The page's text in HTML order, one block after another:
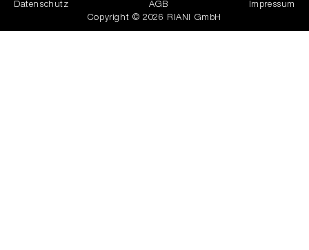
Datenschutz AGB
Impressum
Copyright © 2026 RIANI GmbH